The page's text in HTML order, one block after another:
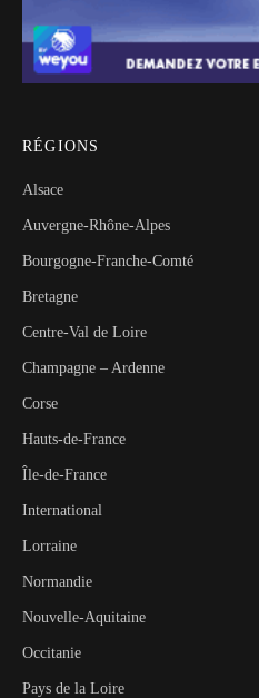
RÉGIONS
Alsace
Auvergne-Rhône-Alpes
Bourgogne-Franche-Comté
Bretagne
Centre-Val de Loire
Champagne – Ardenne
Corse
Hauts-de-France
Île-de-France
International
Lorraine
Normandie
Nouvelle-Aquitaine
Occitanie
Pays de la Loire